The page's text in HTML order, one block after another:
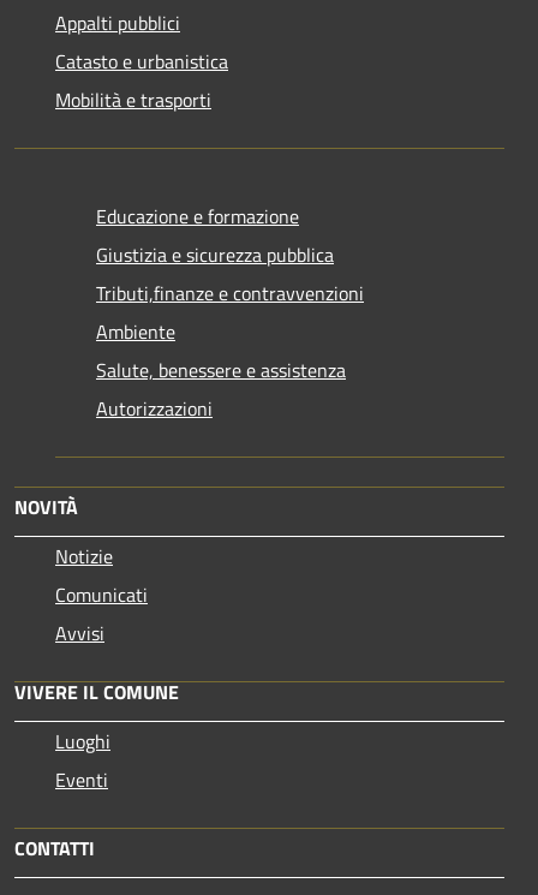
Appalti pubblici
Catasto e urbanistica
Mobilità e trasporti
Educazione e formazione
Giustizia e sicurezza pubblica
Tributi,finanze e contravvenzioni
Ambiente
Salute, benessere e assistenza
Autorizzazioni
NOVITÀ
Notizie
Comunicati
Avvisi
VIVERE IL COMUNE
Luoghi
Eventi
CONTATTI